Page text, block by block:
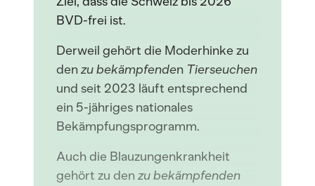
BVD-frei ist.
Derweil gehört die Moderhinke zu
denzu bekämpfenden Tierseuchen
und seit 2023 läuft entsprechend
ein 5-jähriges nationales
Bekämpfungsprogramm.
Auch die Blauzungenkrankheit
gehört zu den zu bekämpfenden